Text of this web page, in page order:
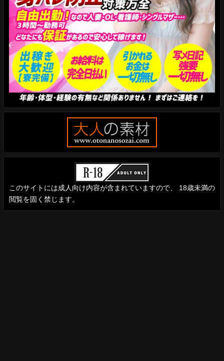
このサイトには成人向け内容が含まれていますので、 18歳未満の
閲覧を固く禁じます。